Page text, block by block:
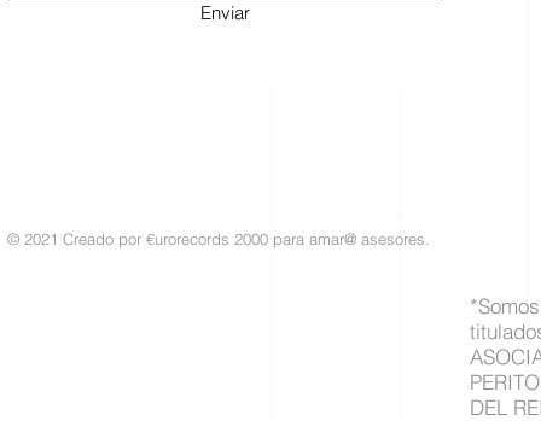
Enviar
© 2021 Creado por €urorecords 2000 para amar@ asesores.
DEL